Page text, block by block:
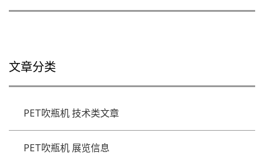
文章分类
PET吹瓶机 技术类文章
PET吹瓶机 展览信息